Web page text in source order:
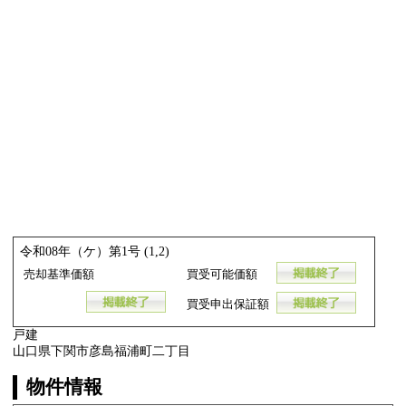
令和08年（ケ）第1号 (1,2)
売却基準価額 買受可能価額
買受申出保証額
戸建
山口県下関市彦島福浦町二丁目
物件情報